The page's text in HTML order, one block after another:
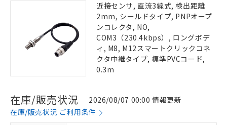
近接センサ, 直流3線式, 検出距離
2mm, シールドタイプ, PNPオープ
ンコレクタ, NO,
COM3（230.4kbps）, ロングボデ
ィ, M8, M12スマートクリックコネ
クタ中継タイプ, 標準PVCコード,
0.3m
在庫/販売状況
2026/08/07 00:00 情報更新
在庫/販売状況 ご利用条件